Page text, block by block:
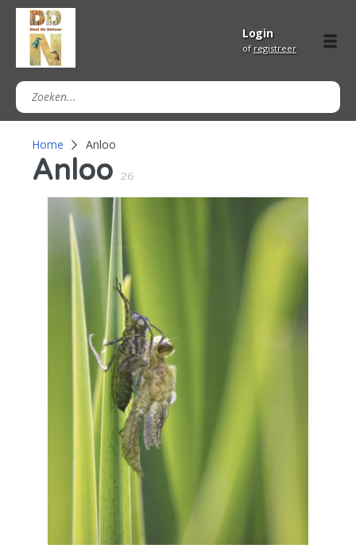
Login
of registreer
Home Anloo
Anloo 26